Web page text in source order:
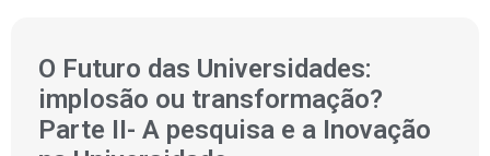
O Futuro das Universidades:
implosão ou transformação?
Parte II- A pesquisa e a Inovação